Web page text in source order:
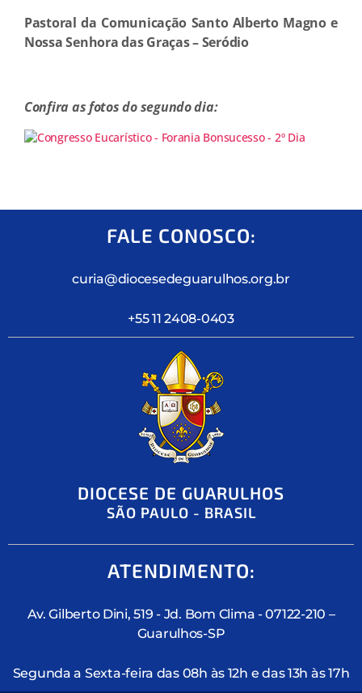
Pastoral da Comunicação Santo Alberto Magno e
Nossa Senhora das Graças – Seródio
Confira as fotos do segundo dia:
FALE CONOSCO:
curia@diocesedeguarulhos.org.br
+55 11 2408-0403
DIOCESE DE GUARULHOS
SÃO PAULO - BRASIL
ATENDIMENTO:
Av. Gilberto Dini, 519 - Jd. Bom Clima - 07122-210 –
Guarulhos-SP
Segunda a Sexta-feira das 08h às 12h e das 13h às 17h